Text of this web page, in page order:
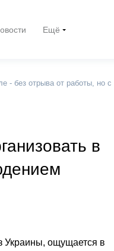
Ещё
- без отрыва от работы, но с
в
Украины, ощущается в